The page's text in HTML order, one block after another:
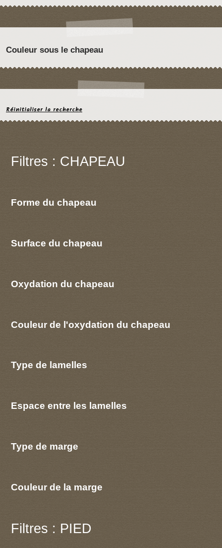
Couleur sous le chapeau
Réinitialiser la recherche
Filtres : CHAPEAU
Forme du chapeau
Surface du chapeau
Oxydation du chapeau
Couleur de l'oxydation du chapeau
Type de lamelles
Espace entre les lamelles
Type de marge
Couleur de la marge
Filtres : PIED